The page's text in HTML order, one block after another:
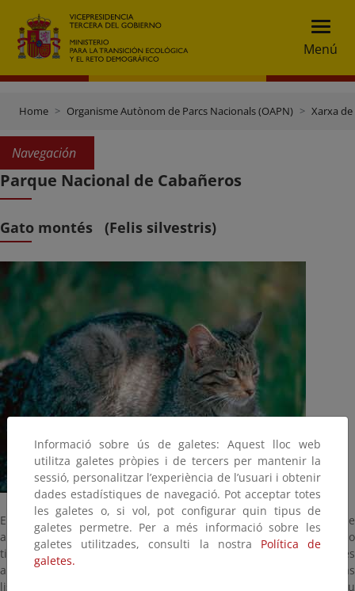
Menú
Home Organisme Autònom de Parcs Nacionals (OAPN) Xarxa
Navegación
Parque Nacional de Cabañeros
Gato montés (Felis silvestris)
El gato montés es uno de los felinos más bonitos, y aunque
aparentemente se le puede confundir con un gato casero, no
tienen prácticamente nada en común. Es más grande, su cola es
ancha y truncada y su pelo de tono gris verdoso tiene algunas
listas negras en el lomo, además su cara tiene aspecto feroz. Su
Informació sobre ús de galetes: Aquest lloc web
utilitza galetes pròpies i de tercers per mantenir la
sessió, personalitzar l’experiència de l’usuari i obtenir
dades estadístiques de navegació. Pot acceptar totes
les galetes o, si vol, pot configurar quin tipus de
galetes permetre. Per a més informació sobre les
galetes utilitzades, consulti la nostra Política de
galetes.